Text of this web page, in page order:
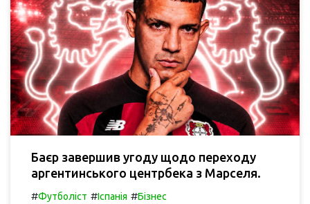
Баєр завершив угоду щодо переходу
аргентинського центрбека з Марселя.
#Футболіст #Іспанія #Бізнес